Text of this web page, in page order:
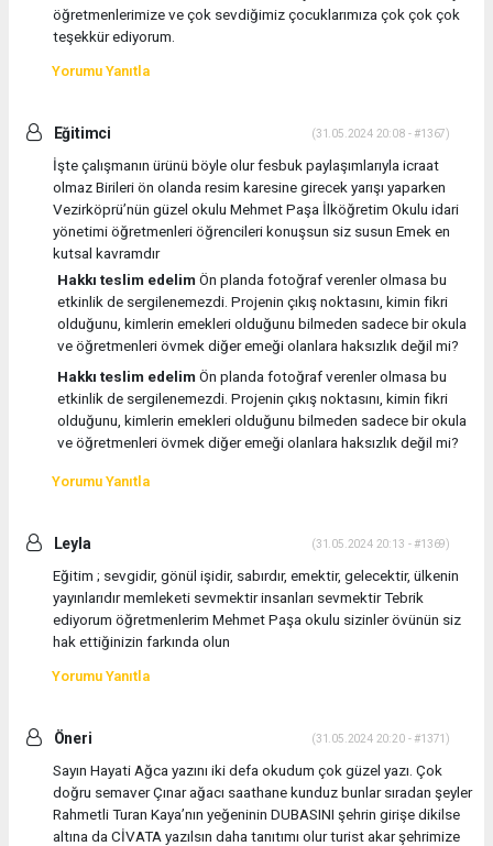
öğretmenlerimize ve çok sevdiğimiz çocuklarımıza çok çok çok
teşekkür ediyorum.
Yorumu Yanıtla
Eğitimci (31.05.2024 20:08 - #1367)
İşte çalışmanın ürünü böyle olur fesbuk paylaşımlarıyla icraat
olmaz Birileri ön olanda resim karesine girecek yarışı yaparken
Vezirköprü’nün güzel okulu Mehmet Paşa İlköğretim Okulu idari
yönetimi öğretmenleri öğrencileri konuşsun siz susun Emek en
kutsal kavramdır
Hakkı teslim edelim Ön planda fotoğraf verenler olmasa bu
etkinlik de sergilenemezdi. Projenin çıkış noktasını, kimin fikri
olduğunu, kimlerin emekleri olduğunu bilmeden sadece bir okula
ve öğretmenleri övmek diğer emeği olanlara haksızlık değil mi?
Hakkı teslim edelim Ön planda fotoğraf verenler olmasa bu
etkinlik de sergilenemezdi. Projenin çıkış noktasını, kimin fikri
olduğunu, kimlerin emekleri olduğunu bilmeden sadece bir okula
ve öğretmenleri övmek diğer emeği olanlara haksızlık değil mi?
Yorumu Yanıtla
Leyla (31.05.2024 20:13 - #1369)
Eğitim ; sevgidir, gönül işidir, sabırdır, emektir, gelecektir, ülkenin
yayınlarıdır memleketi sevmektir insanları sevmektir Tebrik
ediyorum öğretmenlerim Mehmet Paşa okulu sizinler övünün siz
hak ettiğinizin farkında olun
Yorumu Yanıtla
Öneri (31.05.2024 20:20 - #1371)
Sayın Hayati Ağca yazını iki defa okudum çok güzel yazı. Çok
doğru semaver Çınar ağacı saathane kunduz bunlar sıradan şeyler
Rahmetli Turan Kaya’nın yeğeninin DUBASINI şehrin girişe dikilse
altına da CİVATA yazılsın daha tanıtımı olur turist akar şehrimize